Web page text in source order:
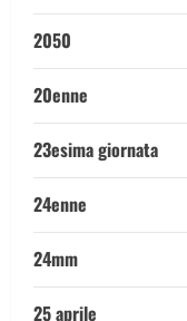
2050
20enne
23esima giornata
24enne
24mm
25 aprile